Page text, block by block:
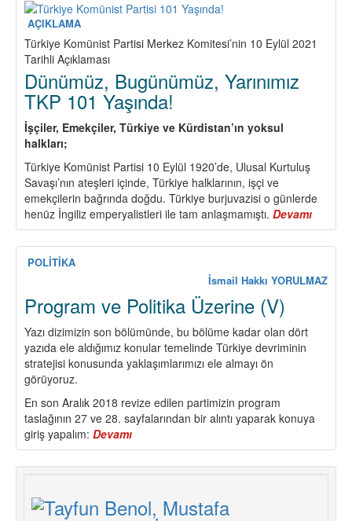
AÇIKLAMA
Türkiye Komünist Partisi Merkez Komitesi’nin 10 Eylül 2021
Tarihli Açıklaması
Dünümüz, Bugünümüz, Yarınımız
TKP 101 Yaşında!
İşçiler, Emekçiler, Türkiye ve Kürdistan’ın yoksul
halkları;
Türkiye Komünist Partisi 10 Eylül 1920’de, Ulusal Kurtuluş
Savaşı’nın ateşleri içinde, Türkiye halklarının, işçi ve
emekçilerin bağrında doğdu. Türkiye burjuvazisi o günlerde
henüz İngiliz emperyalistleri ile tam anlaşmamıştı. Devamı
TKP
POLİTİKA
İsmail Hakkı YORULMAZ
Program ve Politika Üzerine (V)
Yazı dizimizin son bölümünde, bu bölüme kadar olan dört
yazıda ele aldığımız konular temelinde Türkiye devriminin
stratejisi konusunda yaklaşımlarımızı ele almayı ön
görüyoruz.
En son Aralık 2018 revize edilen partimizin program
taslağının 27 ve 28. sayfalarından bir alıntı yaparak konuya
giriş yapalım: Devamı
Program
ve
(V)